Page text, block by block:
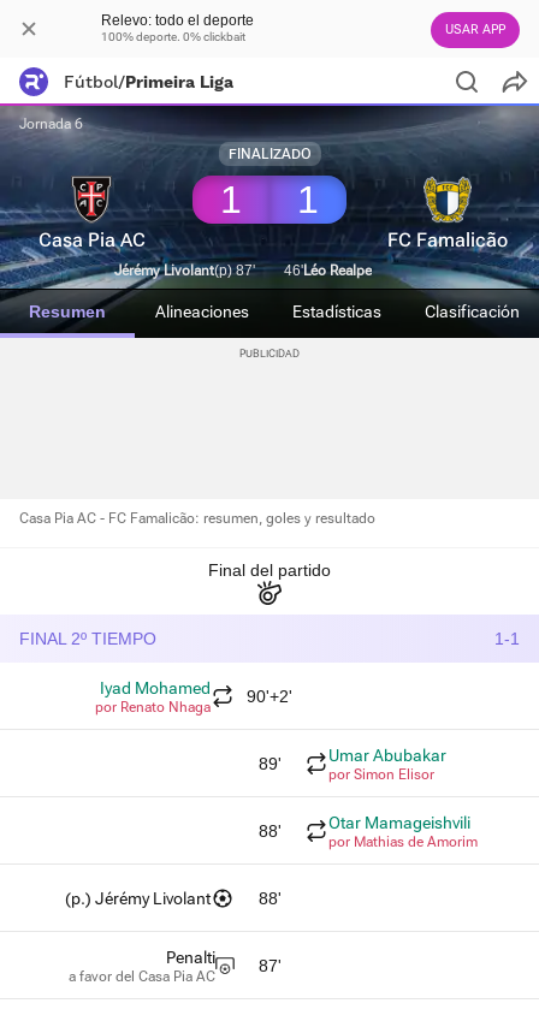
Relevo: todo el deporte
100% deporte. 0% clickbait USAR APP
Fútbol/Primeira Liga
Jornada 6
FINALIZADO
Casa Pia AC
1 1
FC Famalicão
Jérémy Livolant(p) 87' 46'Léo Realpe
Resumen Alineaciones Estadísticas Clasificación
Casa Pia AC - FC Famalicão: resumen, goles y resultado
Final del partido
FINAL 2º TIEMPO 1-1
Iyad Mohamed
por Renato Nhaga
90'+2'
89' Umar Abubakar
por Simon Elisor
88' Otar Mamageishvili
por Mathias de Amorim
(p.) Jérémy Livolant 88'
Penalti
a favor del Casa Pia AC
87'